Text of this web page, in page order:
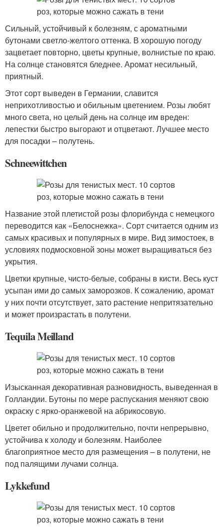
Сильный, устойчивый к болезням, с ароматными
бутонами светло-желтого оттенка. В хорошую погоду
зацветает повторно, цветы крупные, волнистые по краю.
На солнце становятся бледнее. Аромат несильный,
приятный.
Этот сорт выведен в Германии, славится
неприхотливостью и обильным цветением. Розы любят
много света, но целый день на солнце им вреден:
лепестки быстро выгорают и отцветают. Лучшее место
для посадки – полутень.
Schneewittchen
Название этой плетистой розы флорибунда с немецкого
переводится как «Белоснежка». Сорт считается одним из
самых красивых и популярных в мире. Вид зимостоек, в
условиях подмосковной зоны может выращиваться без
укрытия.
Цветки крупные, чисто-белые, собраны в кисти. Весь куст
усыпан ими до самых заморозков. К сожалению, аромат
у них почти отсутствует, зато растение непритязательно
и может произрастать в полутени.
Tequila Meilland
Изысканная декоративная разновидность, выведенная в
Голландии. Бутоны по мере распускания меняют свою
окраску с ярко-оранжевой на абрикосовую.
Цветет обильно и продолжительно, почти непрерывно,
устойчива к холоду и болезням. Наиболее
благоприятное место для размещения – в полутени, не
под палящими лучами солнца.
Lykkefund